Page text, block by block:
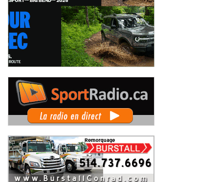
Chaudière ce samedi :
Beauceron 200
bouleverser le
Mercredi 5 août 2026
Le circuit de Sanair dans la mire de
la municipalité de St-Pie pour être
rayé de la carte !
Mercredi 5 août 2026